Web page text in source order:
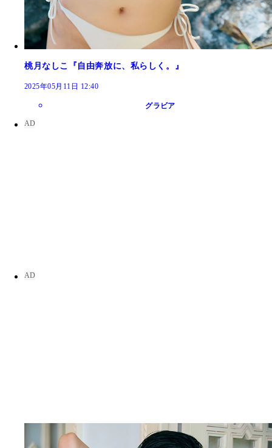
桃月なしこ『自由奔放に、私らしく。』
2025年05月11日 12:40
グラビア